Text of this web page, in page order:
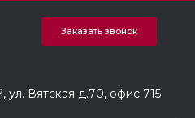
Заказать звонок
ул. Вятская д.70, офис 715